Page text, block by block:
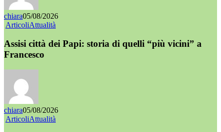
chiara05/08/2026
ArticoliAttualità
Assisi città dei Papi: storia di quelli “più vicini” a
Francesco
chiara05/08/2026
ArticoliAttualità